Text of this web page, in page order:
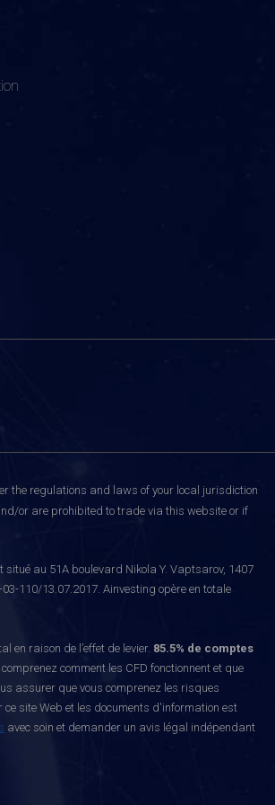
the regulations and laws of your local jurisdiction
or are prohibited to trade via this website or if
situé au 51A boulevard Nikola Y. Vaptsarov, 1407
110/13.07.2017. Ainvesting opère en totale
en raison de l’effet de levier. 85.5% de comptes
comment les CFD fonctionnent et que
assurer que vous comprenez les risques
site Web et les documents d'information est
avec soin et demander un avis légal indépendant